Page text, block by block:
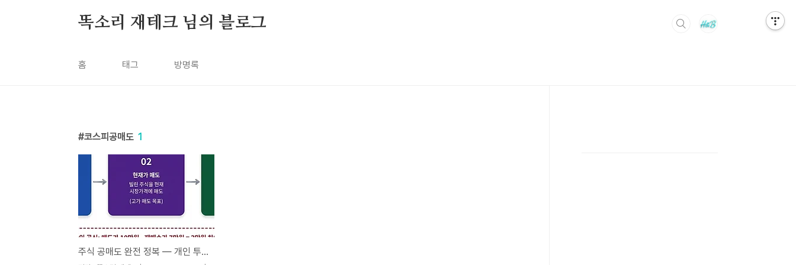
똑소리 재테크 님의 블로그
홈 태그 방명록
코스피공매도 1
주식 공매도 완전 정복 — 개인 투자자가 반드시 알아야 할 영향과 대응법